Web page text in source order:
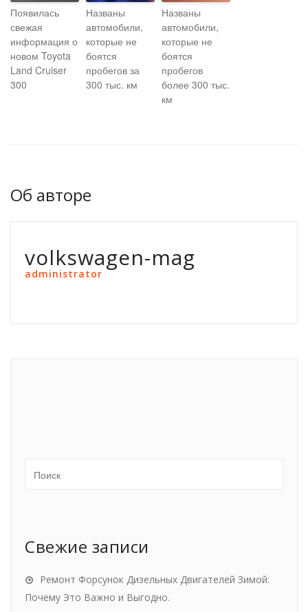
Появилась
свежая
информация о
новом Toyota
Land Cruiser
300
Названы
автомобили,
которые не
боятся
пробегов за
300 тыс. км
Названы
автомобили,
которые не
боятся
пробегов
более 300 тыс.
км
Об авторе
volkswagen-mag
administrator
Свежие записи
Ремонт Форсунок Дизельных Двигателей Зимой:
Почему Это Важно и Выгодно.